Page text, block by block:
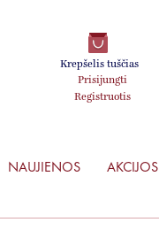
Krepšelis tuščias
Prisijungti
Registruotis
NAUJIENOS AKCIJOS